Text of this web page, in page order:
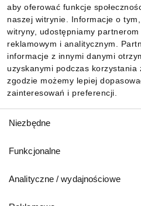
aby oferować funkcje
naszej witrynie. Informacje o
witryny, udostępniamy partnerom
reklamowym i analitycznym.
informacje z innymi danymi
uzyskanymi podczas korzystania
zgodzie możemy lepiej
zainteresowań i preferencji.
zgody
Niezbędne
Funkcjonalne
Analityczne / wydajnościowe
Informacje
Pobierz naszą